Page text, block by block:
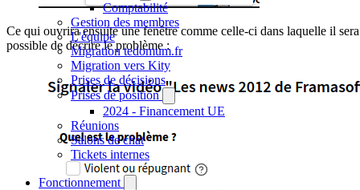
Comptabilité
Gestion des membres
L'équipe
Migration tedomum.fr
Migration vers Kity
Prises de décisions
Prises de position
2024 - Financement UE
Réunions
Salons de chat
Tickets internes
Fonctionnement
Ce qui ouvrira ensuite une fenêtre comme celle-ci dans laquelle il sera
possible de décrire le problème :